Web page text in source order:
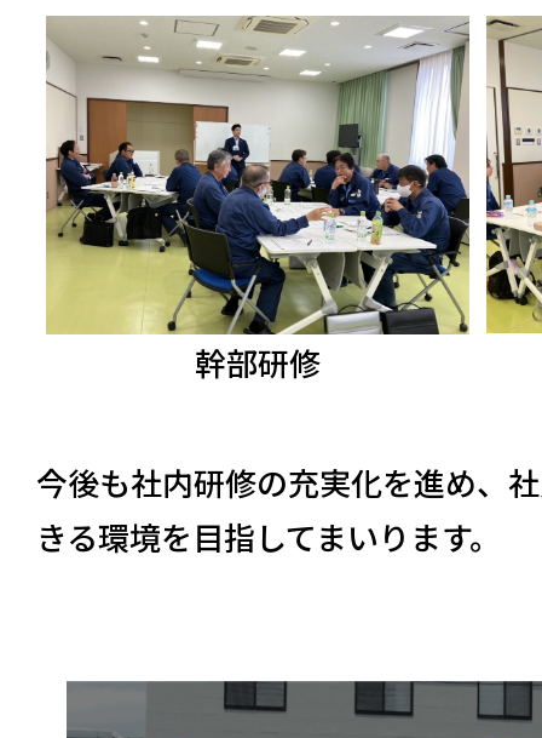
幹部研修
今後も社内研修の充実化を進め、
きる環境を目指してまいります。